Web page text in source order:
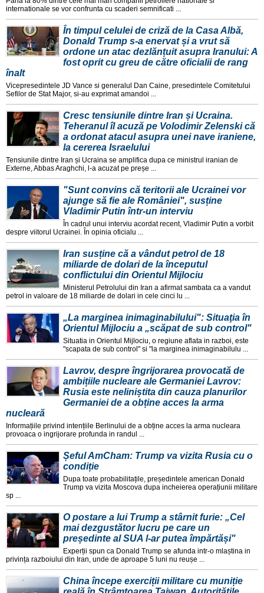
internationale se vor confrunta cu scaderi semnificati ...
În timpul celulei de criză de la Casa Albă,
Donald Trump s-a enervat și a vrut să
ordone un atac dezlănțuit asupra Iranului: A
fost oprit cu greu de către oficialii de rang
înalt
Vicepresedintele JD Vance si generalul Dan Caine, presedintele Comitetului
Sefilor de Stat Major, si-au exprimat amandoi ...
Cresc tensiunile dintre Iran și Ucraina.
Teheranul îl acuză pe Volodimir Zelenski că
a ordonat atacul asupra unei nave iraniene,
la cererea Israelului
Tensiunile dintre Iran și Ucraina se amplifica dupa ce ministrul iranian de
Externe, Abbas Araghchi, l-a acuzat pe preșe ...
"Sunt convins că teritorii ale Ucrainei vor
ajunge să fie ale României", susține
Vladimir Putin într-un interviu
În cadrul unui interviu acordat recent, Vladimir Putin a vorbit
despre viitorul Ucrainei. În opinia oficialu ...
Iran susține că a vândut petrol de 18
miliarde de dolari de la începutul
conflictului din Orientul Mijlociu
Ministerul Petrolului din Iran a afirmat sambata ca a vandut
petrol in valoare de 18 miliarde de dolari in cele cinci lu ...
„La marginea inimaginabilului": Situaţia în
Orientul Mijlociu a „scăpat de sub control"
Situatia in Orientul Mijlociu, o regiune aflata in razboi, este
"scapata de sub control" si "la marginea inimaginabilulu ...
Lavrov, despre îngrijorarea provocată de
ambițiile nucleare ale Germaniei Lavrov:
Rusia este neliniștita din cauza planurilor
Germaniei de a obține acces la arma
nucleară
Informațiile privind intențiile Berlinului de a obține acces la arma nucleara
provoaca o ingrijorare profunda in randul ...
Șeful AmCham: Trump va vizita Rusia cu o
condiție
Dupa toate probabilitațile, președintele american Donald
Trump va vizita Moscova dupa incheierea operațiunii militare
sp ...
O postare a lui Trump a stârnit furie: „Cel
mai dezgustător lucru pe care un
președinte al SUA l-ar putea împărtăși"
Experții spun ca Donald Trump se afunda intr-o mlaștina in
privința razboiului din Iran, unde de aproape 5 luni nu reușe ...
China începe exerciții militare cu muniție